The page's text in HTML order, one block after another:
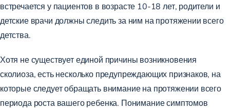
встречается у пациентов в возрасте 10-18 лет, родители и
детские врачи должны следить за ним на протяжении всего
детства.
Хотя не существует единой причины возникновения
сколиоза, есть несколько предупреждающих признаков, на
которые следует обращать внимание на протяжении всего
периода роста вашего ребенка. Понимание симптомов